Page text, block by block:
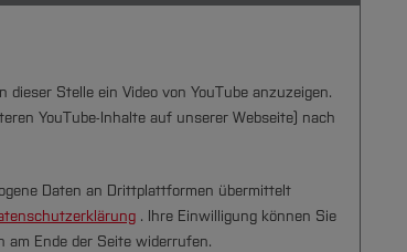
Stelle ein Video von YouTube anzuzeigen.
YouTube-Inhalte auf unserer Webseite) nach
Daten an Drittplattformen übermittelt
. Ihre Einwilligung können Sie
am Ende der Seite widerrufen.